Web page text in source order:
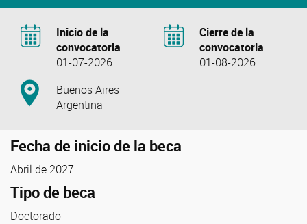
Inicio de la
convocatoria
01-07-2026
Cierre de la
convocatoria
01-08-2026
Buenos Aires
Argentina
Fecha de inicio de la beca
Abril de 2027
Tipo de beca
Doctorado